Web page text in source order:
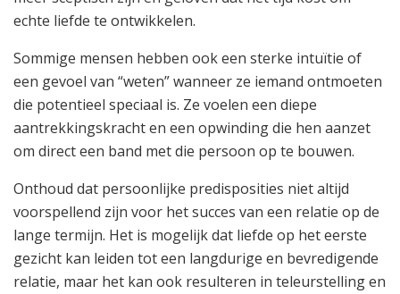
echte liefde te ontwikkelen.
Sommige mensen hebben ook een sterke intuïtie of
een gevoel van “weten” wanneer ze iemand ontmoeten
die potentieel speciaal is. Ze voelen een diepe
aantrekkingskracht en een opwinding die hen aanzet
om direct een band met die persoon op te bouwen.
Onthoud dat persoonlijke predisposities niet altijd
voorspellend zijn voor het succes van een relatie op de
lange termijn. Het is mogelijk dat liefde op het eerste
gezicht kan leiden tot een langdurige en bevredigende
relatie, maar het kan ook resulteren in teleurstelling en